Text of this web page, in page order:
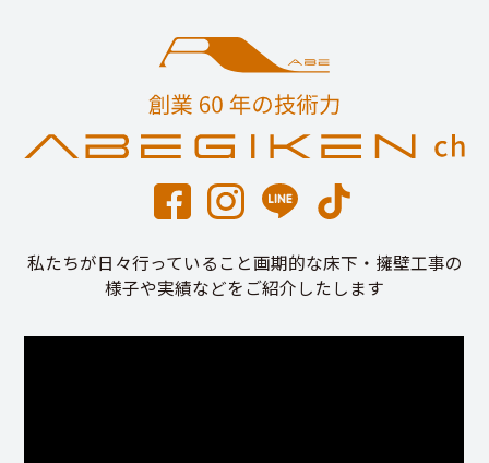
私たちが日々行っていること画期的な床下・擁壁工事の
様子や実績などをご紹介したします